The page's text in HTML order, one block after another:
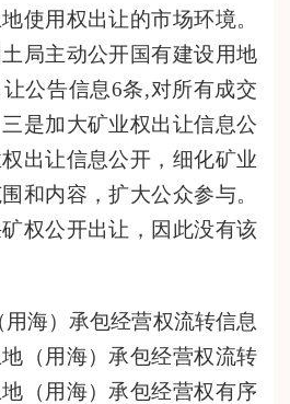
使用权出让的市场环境。
局主动公开国有建设用地
公告信息6条,对所有成交
三是加大矿业权出让信息公
出让信息公开，细化矿业
和内容，扩大公众参与。
权公开出让，因此没有该
用海）承包经营权流转信息
（用海）承包经营权流转
（用海）承包经营权有序